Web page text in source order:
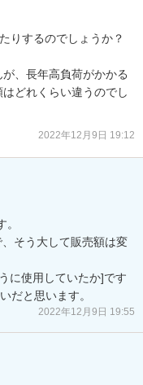
りするのでしょうか？
、長年高負荷がかかる
どれくらい違うのでし
2022年12月9日 19:12
そう大して販売額は変
に使用していたか]です
2022年12月9日 19:55